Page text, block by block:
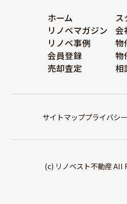
ホーム
ス
リノベマガジン
会
リノベ事例
物
会員登録
物
売却査定
相
サイトマッププライバシ
(c) リノベスト不動産